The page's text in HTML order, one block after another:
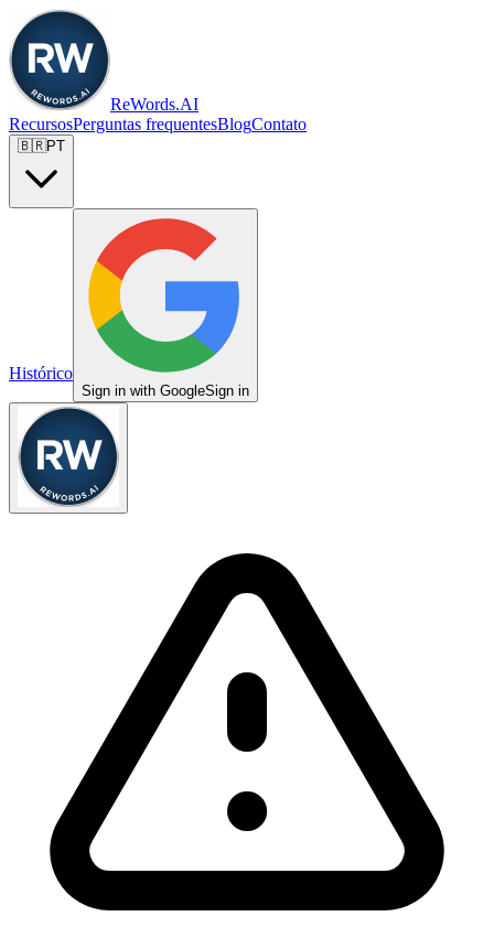
ReWords.AI
RecursosPerguntas frequentesBlogContato
🇧🇷PT
Histórico
Sign in with GoogleSign in